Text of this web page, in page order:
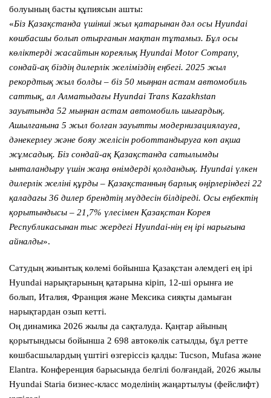
болуының басты құпиясын ашты:
«Біз Қазақстанда үшінші жыл қатарынан дәл осы Hyundai
көшбасшы болып отырғанын мақтан тұтамыз. Бұл осы
көліктерді жасайтын кореялық Hyundai Motor Company,
сондай-ақ біздің дилерлік желіміздің еңбегі. 2025 жыл
рекордтық жыл болды – біз 50 мыңнан астам автомобиль
саттық, ал Алматыдағы Hyundai Trans Kazakhstan
зауытында 52 мыңнан астам автомобиль шығардық.
Ашылғанына 5 жыл болған зауытты модернизациялауға,
дәнекерлеу және бояу желісін роботтандыруға көп ақша
жұмсадық. Біз сондай-ақ Қазақстанда сатылымды
ынталандыру үшін жаңа өнімдерді қолдандық. Hyundai үлкен
дилерлік желіні құрды – Қазақстанның барлық өңірлеріндегі 22
қаладағы 36 дилер брендтің мүддесін білдіреді. Осы еңбектің
қорытындысы – 21,7% үлесімен Қазақстан Корея
Республикасынан тыс жердегі Hyundai-нің ең ірі нарығына
айналды».
Сатудың жиынтық көлемі бойынша Қазақстан әлемдегі ең ірі
Hyundai нарықтарының қатарына кіріп, 12-ші орынға ие
болып, Италия, Франция және Мексика сияқты дамыған
нарықтардан озып кетті.
Оң динамика 2026 жылы да сақталуда. Қаңтар айының
қорытындысы бойынша 2 698 автокөлік сатылды, бұл ретте
көшбасшылардың үштігі өзгеріссіз қалды: Tucson, Mufasa және
Elantra. Конференция барысында белгілі болғандай, 2026 жылы
Hyundai Staria бизнес-класс моделінің жаңартылуы (фейслифт)